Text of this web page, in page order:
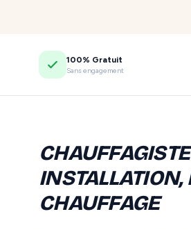
100% Gratuit
Sans engagement
CHAUFFAGE